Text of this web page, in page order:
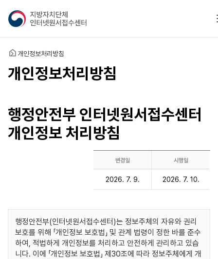
지
방
자
치
단
체
인
원
접
홈 개인정보처리방침
개인정보처리방침
행정안전부 인터넷원서접수센터
개인정보 처리방침
보
처
리
방
침
변경일 시행일
2026. 7. 9. 2026. 7. 10.
행정안전부(인터넷원서접수센터)는 정보주체의 자유와 권리
보호를 위해 「개인정보 보호법」 및 관계 법령이 정한 바를 준수
하여, 적법하게 개인정보를 처리하고 안전하게 관리하고 있습
니다. 이에 「개인정보 보호법」 제30조에 따라 정보주체에게 개